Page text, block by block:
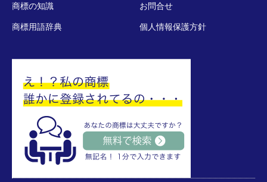
商標の知識
商標用語辞典
お問合せ
個人情報保護方針